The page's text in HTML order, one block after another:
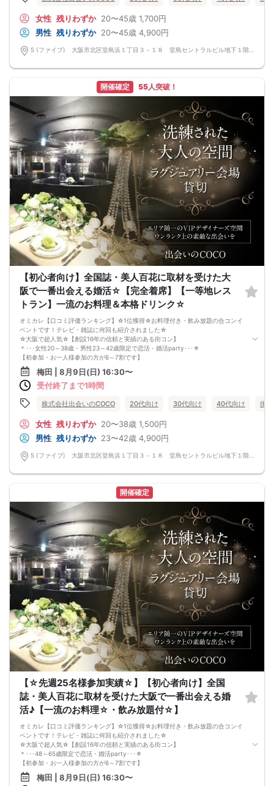
■□完全着席♪MCによる席がえあり！ 結婚式の二次会の有名店でBIG合コン
PARTY■□
嬉しい！お料理はビュッフェ形式ではなく、店員さんがご丁寧にお席までお持ち
お店自慢のお料理を召し上がって頂きながら、ゆっくりと交流をお楽しみ頂きた
《結婚式の二次会の有名な会場で完全着席PARTY》
完全着席スタイルですので、立食形式が苦手な方や人見知りな方には是非オスス
落ち着いた空間での交流が楽しめます！
《一人参加、初参加大歓迎》
完全着席スタイルですのでひとりぼっちになることはありません！お一人様参加
者様同士の席の配置。
スタッフのフォローが人気の理由です。
《恋人、友人、人脈、必ず出会える！大阪で超人気の飲み会！》
□結婚がしたい
□恋人が欲しい
□友人を増やしたい
□人脈を広げたい
□日常に刺激が欲しい
□お酒が大好き
□楽しいことが大好き
□飲み会が大好き
□みんなでワイワイしたい人
□確実に出会える街コンに参加したい人
□一緒に合コン・コンパに行ける飲み友が欲しい人
□家と職場の往復の毎日を変えたい人
《フード》
お店自慢の豪華コース料理☆
《フリードリンク(90L.O)》
☆店員さんがご丁寧に一杯ずつ手作り致します！
100種類以上の豊富なドリンクメニュー♪
□ビール
□チューハイ
□ハイボール
□グラスワイン
□焼酎
□各種カクテル
□各種ソフトドリンク
【 服装 】
お気に入りの普段着でご参加ください。
【 参加定員数 】
20名様
🔳中止判断タイミング：開催1時間前
🔳飲食あり
女性 残りわずか 20〜45歳 1,700円
男性 残りわずか 20〜45歳 4,900円
開催確定 55人突破！
【初心者向け】全国誌・美人百花に取材を受けた大
阪で一番出会える婚活☆【完全着席】【一等地レス
トラン】一流のお料理＆本格ドリンク☆
オミカレ【口コミ評価ランキング】☆1位獲得☆お料理付き・飲み放題の合コンイ
ベントです！テレビ・雑誌に何回も紹介されました☆
☆大阪で超人気☆【創設16年の信頼と実績のある街コン】
＊･･･女性20～38歳・男性23～42歳限定で恋活・婚活party･･･＊
【初参加・お一人様参加の方が6～7割です】
安心してご参加ください♪
お一人様でも気軽に参加できるparty☆
当イベントスタッフが参加者様の立場に立って、最初から最後まで徹底的にサポ
☆梅田【洗練された大人の空間】優雅に貸切！恋活パーティー☆
いを楽しみませんか？
■□完全着席♪MCによる席がえあり！ 結婚式の二次会の有名店でBIG合コン
PARTY■□
イムを設けます。
いたします！
お店自慢のお料理を召し上がって頂きながら、ゆっくりと交流をお楽しみ頂きた
《結婚式の二次会の有名な会場で完全着席PARTY》
完全着席スタイルですので、立食形式が苦手な方や人見知りな方には是非オスス
メです
落ち着いた空間での交流が楽しめます！
《一人参加、初参加大歓迎》
完全着席スタイルですのでひとりぼっちになることはありません！お一人様参加
者様同士の席の配置。
スタッフのフォローが人気の理由です。
《恋人、友人、人脈、必ず出会える！大阪で超人気の飲み会！》
□結婚がしたい
□恋人が欲しい
□友人を増やしたい
□人脈を広げたい
□日常に刺激が欲しい
□お酒が大好き
□楽しいことが大好き
□飲み会が大好き
□確実に出会える街コンに参加したい人
□一緒に合コン・コンパに行ける飲み友が欲しい人
□家と職場の往復の毎日を変えたい人
《フード》
お店自慢の豪華イタリアンコース料理☆
嬉しい！特製デザート付き♪
《フリードリンク(90L.O)》
☆店員さんがご丁寧に一杯ずつ手作り致します！
100種類以上の豊富なドリンクメニュー♪
□ビール
□チューハイ
□ハイボール
□グラスワイン
□焼酎
梅田 | 8月9日(日) 16:30〜
受付終了まで1時間
株式会社出会いのCOCO 20代向け 30代向け 40代向け 街
女性 残りわずか 20〜38歳 1,500円
男性 残りわずか 23〜42歳 4,900円
開催確定
【☆先週25名様参加実績☆】【初心者向け】全国
誌・美人百花に取材を受けた大阪で一番出会える婚
活♪【一流のお料理☆・飲み放題付☆】
オミカレ【口コミ評価ランキング】☆1位獲得☆お料理付き・飲み放題の合コンイ
ベントです！テレビ・雑誌に何回も紹介されました☆
☆大阪で超人気☆【創設16年の信頼と実績のある街コン】
＊･･･48～65歳限定で恋活・婚活party･･･＊
【初参加・お一人様参加の方が6～7割です】
安心してご参加ください♪
お一人様でも気軽に参加できるparty☆
梅田 | 8月9日(日) 16:30〜